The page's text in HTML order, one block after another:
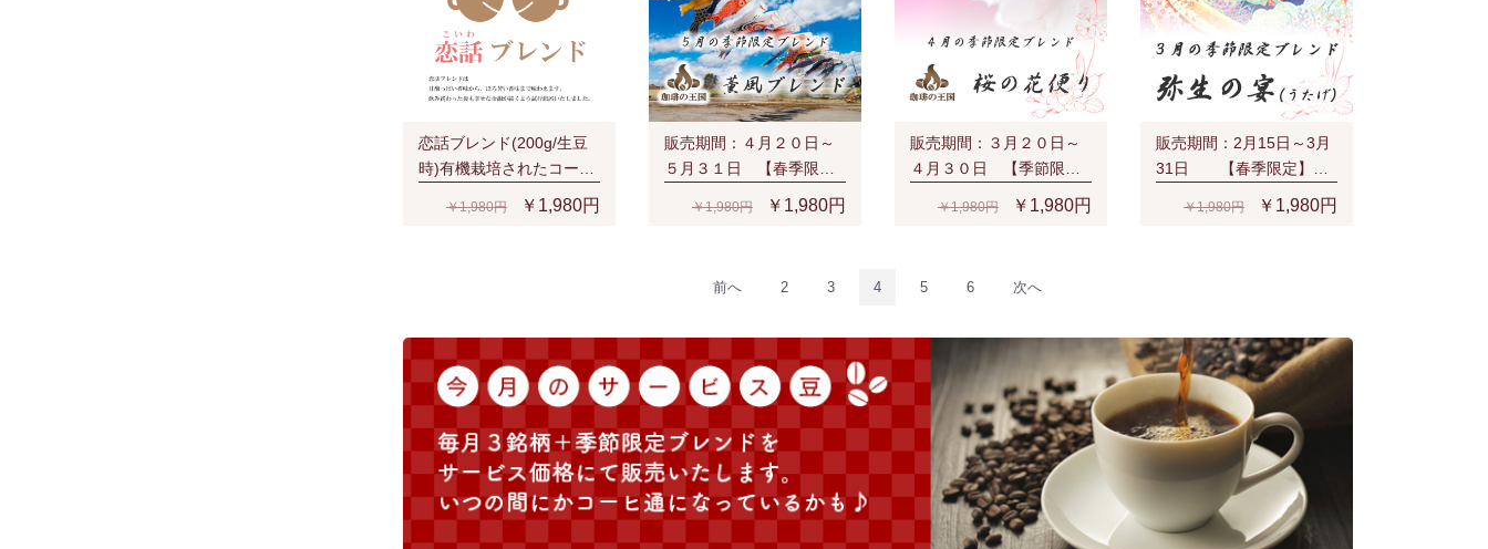
恋話ブレンド(200g/生豆
時)有機栽培されたコーヒ
ー豆を使用したブレンド
￥1,980円 ￥1,980円
販売期間：４月２０日～
５月３１日 【春季限
定】薫風ブレンド(200g/
生豆時)
￥1,980円 ￥1,980円
販売期間：３月２０日～
４月３０日 【季節限
定】桜の花便り(200g/生
￥1,980円 ￥1,980円
販売期間：2月15日～3月
31日 【春季限定】弥
￥1,980円 ￥1,980円
前へ 2 3 4 5 6 次へ